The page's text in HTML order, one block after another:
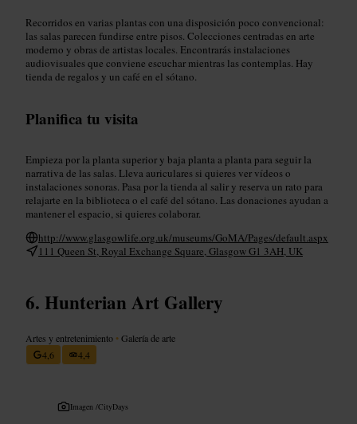
Recorridos en varias plantas con una disposición poco convencional:
las salas parecen fundirse entre pisos. Colecciones centradas en arte
moderno y obras de artistas locales. Encontrarás instalaciones
audiovisuales que conviene escuchar mientras las contemplas. Hay
tienda de regalos y un café en el sótano.
Planifica tu visita
Empieza por la planta superior y baja planta a planta para seguir la
narrativa de las salas. Lleva auriculares si quieres ver vídeos o
instalaciones sonoras. Pasa por la tienda al salir y reserva un rato para
relajarte en la biblioteca o el café del sótano. Las donaciones ayudan a
mantener el espacio, si quieres colaborar.
http://www.glasgowlife.org.uk/museums/GoMA/Pages/default.aspx
111 Queen St, Royal Exchange Square, Glasgow G1 3AH, UK
Hunterian Art Gallery
Artes y entretenimiento •Galería de arte
4,6
4,4
Imagen /CityDays